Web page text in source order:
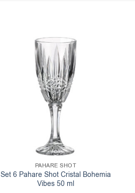
PAHARE SHOT
Set 6 Pahare Shot Cristal Bohemia
Vibes 50 ml